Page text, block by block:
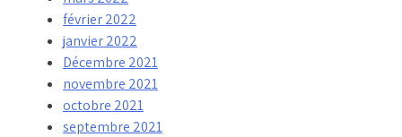
février 2022
janvier 2022
Décembre 2021
novembre 2021
octobre 2021
septembre 2021